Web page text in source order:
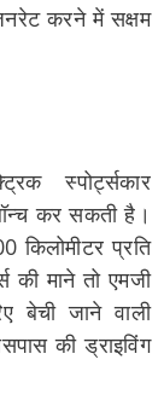
करने में सक्षम
स्पोर्ट्सकार
कर सकती है।
प्रति
की माने तो एमजी
बेची जाने वाली
की ड्राइविंग